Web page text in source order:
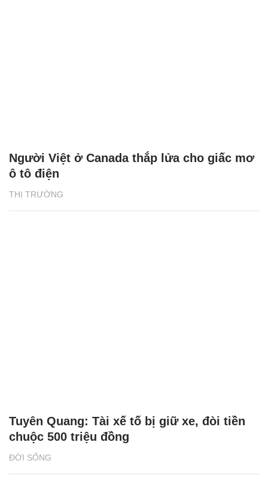
THỊ TRƯỜNG
Người Việt ở Canada thắp lửa cho giấc mơ
ô tô điện
ĐỜI SỐNG
Tuyên Quang: Tài xế tố bị giữ xe, đòi tiền
chuộc 500 triệu đồng